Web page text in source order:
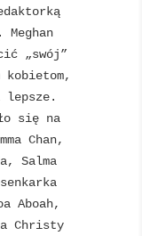
„swój”
lepsze.
się na
Chan,
Salma
Aboah,
Christy